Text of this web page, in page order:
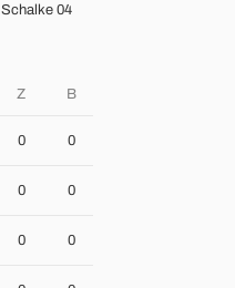
Schalke 04
Z B
0 0
0 0
0 0